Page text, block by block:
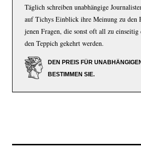
Täglich schreiben unabhängige
auf Tichys Einblick ihre Meinung zu den
jenen Fragen, die sonst oft all zu
den Teppich gekehrt werden.
DEN PREIS FÜR
BESTIMMEN SIE.